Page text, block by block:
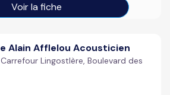
Voir la fiche
Alain Afflelou Acousticien
LingostIère, Boulevard des